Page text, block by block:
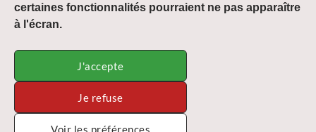
certaines fonctionnalités pourraient ne pas apparaître
à l'écran.
J'accepte
Je refuse
Voir les préférences
Mentions légales
Plan du site